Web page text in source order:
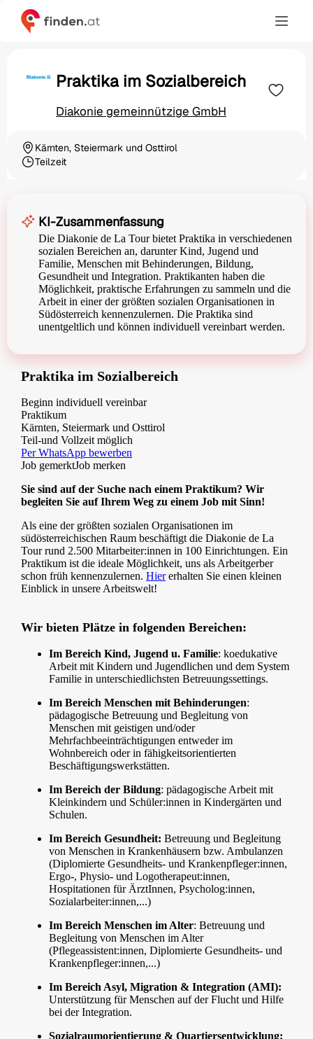
Praktika im Sozialbereich
Diakonie gemeinnützige GmbH
Ortschaft
Kärnten, Steiermark und Osttirol
Beschäftigungsart
Teilzeit
KI-Zusammenfassung
Die Diakonie de La Tour bietet Praktika in verschiedenen
sozialen Bereichen an, darunter Kind, Jugend und
Familie, Menschen mit Behinderungen, Bildung,
Gesundheit und Integration. Praktikanten haben die
Möglichkeit, praktische Erfahrungen zu sammeln und die
Arbeit in einer der größten sozialen Organisationen in
Südösterreich kennenzulernen. Die Praktika sind
unentgeltlich und können individuell vereinbart werden.
Praktika im Sozialbereich
Beginn individuell vereinbar
Praktikum
Kärnten, Steiermark und Osttirol
Teil-und Vollzeit möglich
Per WhatsApp bewerben
Job gemerktJob merken
Sie sind auf der Suche nach einem Praktikum? Wir
begleiten Sie auf Ihrem Weg zu einem Job mit Sinn!
Als eine der größten sozialen Organisationen im
südösterreichischen Raum beschäftigt die Diakonie de La
Tour rund 2.500 Mitarbeiter:innen in 100 Einrichtungen. Ein
Praktikum ist die ideale Möglichkeit, uns als Arbeitgerber
schon früh kennenzulernen. Hiererhalten Sie einen kleinen
Einblick in unsere Arbeitswelt!
Wir bieten Plätze in folgenden Bereichen:
Im Bereich Kind, Jugend u. Familie: koedukative
Arbeit mit Kindern und Jugendlichen und dem System
Familie in unterschiedlichsten Betreuungssettings.
Im Bereich Menschen mit Behinderungen:
pädagogische Betreuung und Begleitung von
Menschen mit geistigen und/oder
Mehrfachbeeinträchtigungen entweder im
Wohnbereich oder in fähigkeitsorientierten
Beschäftigungswerkstätten.
Im Bereich der Bildung: pädagogische Arbeit mit
Kleinkindern und Schüler:innen in Kindergärten und
Schulen.
Im Bereich Gesundheit: Betreuung und Begleitung
von Menschen in Krankenhäusern bzw. Ambulanzen
(Diplomierte Gesundheits- und Krankenpfleger:innen,
Ergo-, Physio- und Logotherapeut:innen,
Hospitationen für ÄrztInnen, Psycholog:innen,
Sozialarbeiter:innen,...)
Im Bereich Menschen im Alter: Betreuung und
Begleitung von Menschen im Alter
(Pflegeassistent:innen, Diplomierte Gesundheits- und
Krankenpfleger:innen,...)
Im Bereich Asyl, Migration & Integration (AMI):
Unterstützung für Menschen auf der Flucht und Hilfe
bei der Integration.
Sozialraumorientierung & Quartiersentwicklung: